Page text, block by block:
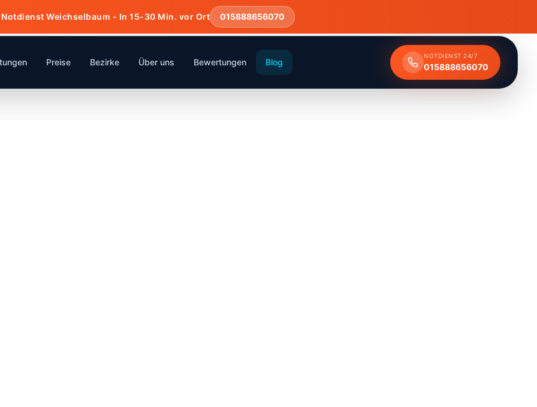
Weichselbaum - In 15-30 Min. vor Ort 015888656070
Preise Bezirke Über uns Bewertungen Blog
NOTDIENST 24/7
015888656070